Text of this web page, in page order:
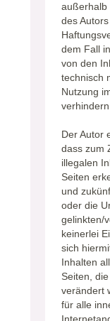
außerhalb
des
dem Fall
von den
technisch
Nutzung
Der Autor
dass zum
illegalen
Seiten
und
oder die
gelinkten/
keinerlei
sich
Inhalten
Seiten,
verändert
für alle